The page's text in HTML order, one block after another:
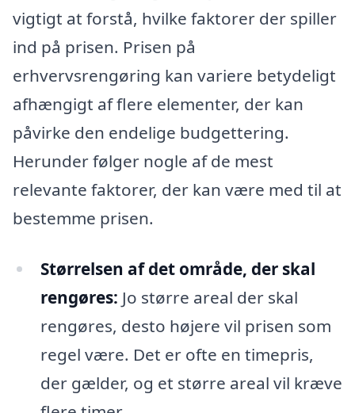
vigtigt at forstå, hvilke faktorer der spiller
ind på prisen. Prisen på
erhvervsrengøring kan variere betydeligt
afhængigt af flere elementer, der kan
påvirke den endelige budgettering.
Herunder følger nogle af de mest
relevante faktorer, der kan være med til at
bestemme prisen.
Størrelsen af det område, der skal
rengøres: Jo større areal der skal
rengøres, desto højere vil prisen som
regel være. Det er ofte en timepris,
der gælder, og et større areal vil kræve